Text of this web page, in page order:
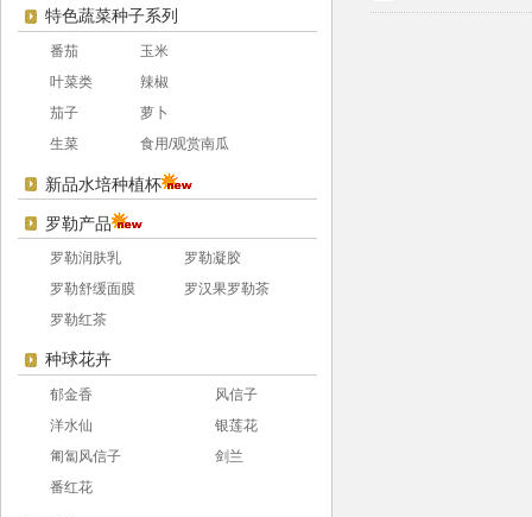
特色蔬菜种子系列
番茄
玉米
叶菜类
辣椒
茄子
萝卜
生菜
食用/观赏南瓜
新品水培种植杯
罗勒产品
罗勒润肤乳
罗勒凝胶
罗勒舒缓面膜
罗汉果罗勒茶
罗勒红茶
种球花卉
郁金香
风信子
洋水仙
银莲花
匍匐风信子
剑兰
番红花